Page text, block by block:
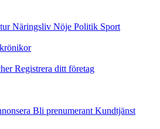
Näringsliv Nöje Politik Sport
Registrera ditt företag
Bli prenumerant Kundtjänst